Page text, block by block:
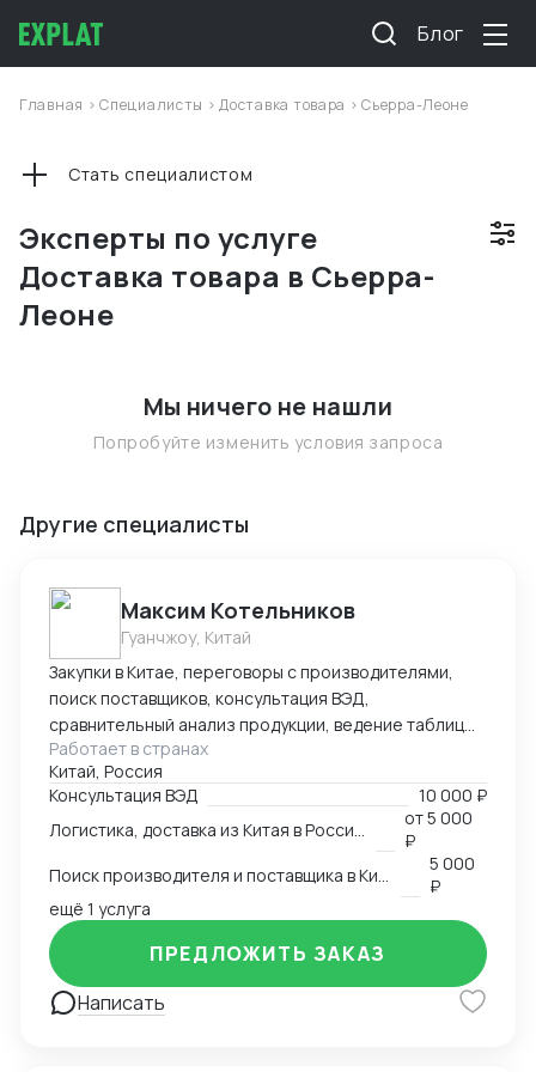
Блог
Главная >Специалисты >Доставка товара >Сьерра-Леоне
Эксперты по услуге
Доставка товара в Сьерра-
Леоне
Стать специалистом
Мы ничего не нашли
Попробуйте изменить условия запроса
Другие специалисты
Максим Котельников
Гуанчжоу, Китай
Закупки в Китае, переговоры с производителями,
поиск поставщиков, консультация ВЭД,
сравнительный анализ продукции, ведение таблиц
google excel, синхронный перевод с китайского,
синхронный перевод с английского, международная
логистика
Работает в странах
Китай, Россия
Консультация ВЭД
10 000 ₽
от5 000
₽
5 000
₽
ещё 1 услуга
Написать
ПРЕДЛОЖИТЬ ЗАКАЗ